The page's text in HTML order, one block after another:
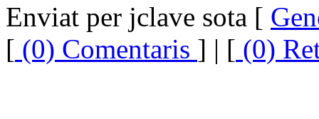
Enviat per jclave sota [
[ (0) Comentaris ] | [ (0)